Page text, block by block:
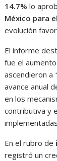
14.7% lo
México para
evolución
El informe
fue el
ascendieron a
avance anual
en los
contributiva y
En el rubro de
registró un